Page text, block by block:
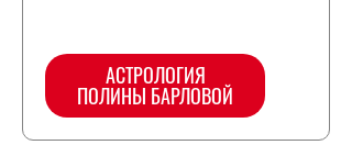
АСТРОЛОГИЯ
ПОЛИНЫ БАРЛОВОЙ